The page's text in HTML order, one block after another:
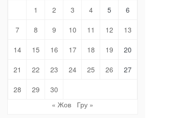
1
2 3 4 5 6
7 8 9 10 11 12 13
14 15 16 17 18 19 20
21 22 23 24 25 26 27
28 29
30
« Жов
Гру »